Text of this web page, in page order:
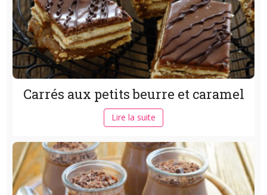
Carrés aux petits beurre et caramel
Lire la suite